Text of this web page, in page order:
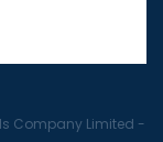
Company Limited -